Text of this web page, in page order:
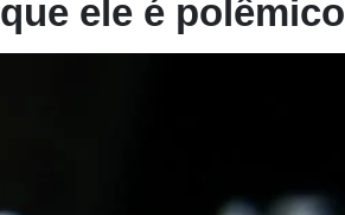
ele é polêmico